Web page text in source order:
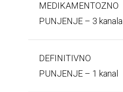
MEDIKAMENTOZNO
PUNJENJE – 3 kanala
DEFINITIVNO
PUNJENJE – 1 kanal